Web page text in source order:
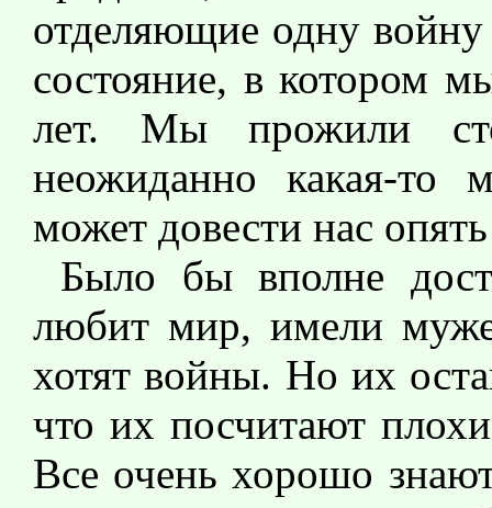
отделяющие одну
состояние, в котором
лет. Мы прожили
неожиданно какая-то
может довести нас
Было бы вполне
любит мир, имели
хотят войны. Но их
что их посчитают
Все очень хорошо